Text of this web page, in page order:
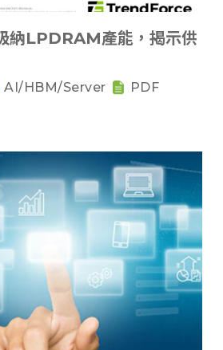
納LPDRAM產能，揭示供
AI/HBM/Server PDF